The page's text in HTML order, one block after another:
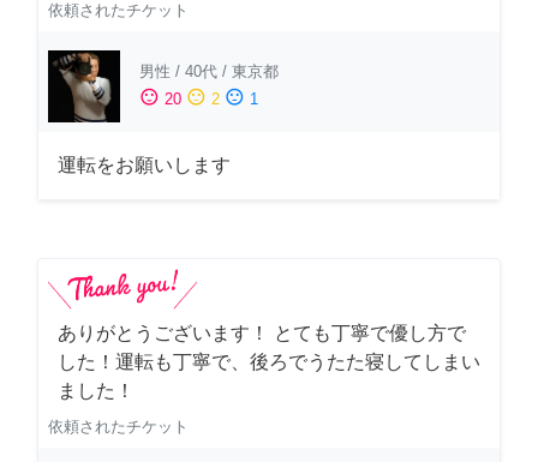
依頼されたチケット
男性 / 40代 / 東京都
sentiment_satisfied 20 sentiment_neutral 2 sentiment_dissatisfied 1
運転をお願いします
ありがとうございます！ とても丁寧で優し方で
した！運転も丁寧で、後ろでうたた寝してしまい
ました！
依頼されたチケット